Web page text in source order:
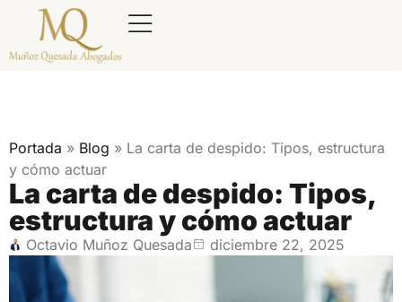
Portada » Blog » La carta de despido: Tipos, estructura
y cómo actuar
La carta de despido: Tipos,
estructura y cómo actuar
Octavio Muñoz Quesada diciembre 22, 2025